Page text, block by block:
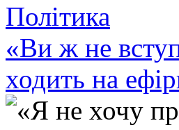
Політика
«Ви ж не
ходить на